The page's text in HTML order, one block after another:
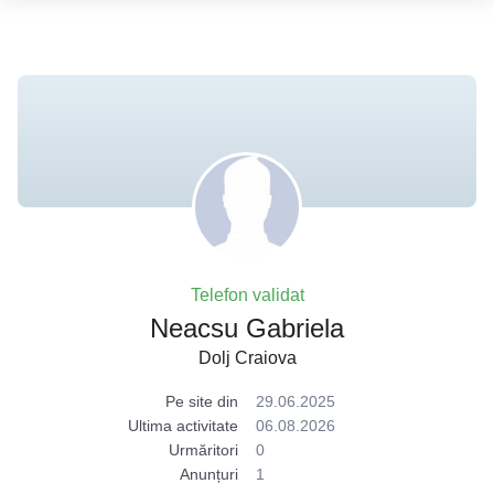
Telefon validat
Neacsu Gabriela
Dolj Craiova
Pe site din
29.06.2025
Ultima activitate
06.08.2026
Urmăritori
0
Anunțuri
1